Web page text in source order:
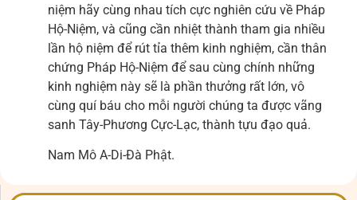
niệm hãy cùng nhau tích cực nghiên cứu về Pháp
Hộ-Niệm, và cũng cần nhiệt thành tham gia nhiều
lần hộ niệm để rút tỉa thêm kinh nghiệm, cần thân
chứng Pháp Hộ-Niệm để sau cùng chính những
kinh nghiệm này sẽ là phần thưởng rất lớn, vô
cùng quí báu cho mỗi người chúng ta được vãng
sanh Tây-Phương Cực-Lạc, thành tựu đạo quả.
Nam Mô A-Di-Đà Phật.